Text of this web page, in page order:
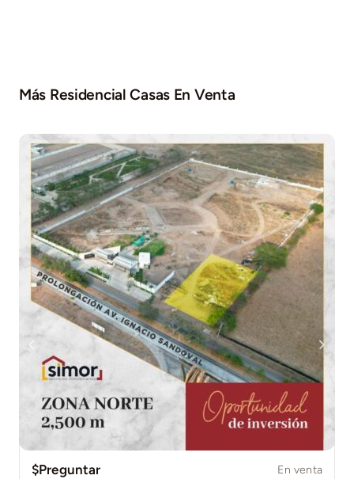
Más Residencial Casas En Venta
$Preguntar En venta